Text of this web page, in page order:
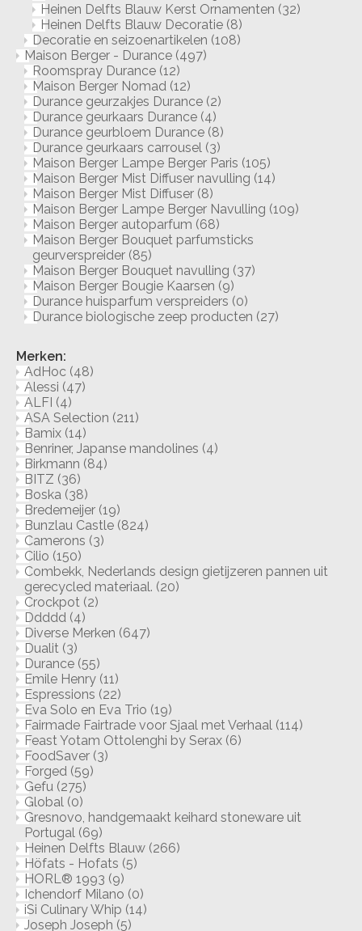
Heinen Delfts Blauw Kerst Ornamenten (32)
Heinen Delfts Blauw Decoratie (8)
Decoratie en seizoenartikelen (108)
Maison Berger - Durance (497)
Roomspray Durance (12)
Maison Berger Nomad (12)
Durance geurzakjes Durance (2)
Durance geurkaars Durance (4)
Durance geurbloem Durance (8)
Durance geurkaars carrousel (3)
Maison Berger Lampe Berger Paris (105)
Maison Berger Mist Diffuser navulling (14)
Maison Berger Mist Diffuser (8)
Maison Berger Lampe Berger Navulling (109)
Maison Berger autoparfum (68)
Maison Berger Bouquet parfumsticks
geurverspreider (85)
Maison Berger Bouquet navulling (37)
Maison Berger Bougie Kaarsen (9)
Durance huisparfum verspreiders (0)
Durance biologische zeep producten (27)
Merken:
AdHoc (48)
Alessi (47)
ALFI (4)
ASA Selection (211)
Bamix (14)
Benriner, Japanse mandolines (4)
Birkmann (84)
BITZ (36)
Boska (38)
Bredemeijer (19)
Bunzlau Castle (824)
Camerons (3)
Cilio (150)
Combekk, Nederlands design gietijzeren pannen uit
gerecycled materiaal. (20)
Crockpot (2)
Ddddd (4)
Diverse Merken (647)
Dualit (3)
Durance (55)
Emile Henry (11)
Espressions (22)
Eva Solo en Eva Trio (19)
Fairmade Fairtrade voor Sjaal met Verhaal (114)
Feast Yotam Ottolenghi by Serax (6)
FoodSaver (3)
Forged (59)
Gefu (275)
Global (0)
Gresnovo, handgemaakt keihard stoneware uit
Portugal (69)
Heinen Delfts Blauw (266)
Höfats - Hofats (5)
HORL® 1993 (9)
Ichendorf Milano (0)
iSi Culinary Whip (14)
Joseph Joseph (5)